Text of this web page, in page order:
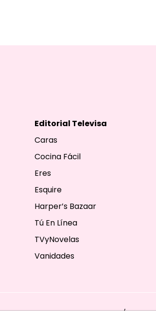
Editorial Televisa
Caras
Cocina Fácil
Eres
Esquire
Harper’s Bazaar
Tú En Línea
TVyNovelas
Vanidades
TELEVISA - LIFESTYLES - BEAUTY / FASHION